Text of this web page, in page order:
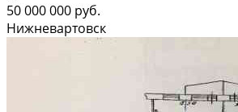
50 000 000 руб.
Нижневартовск